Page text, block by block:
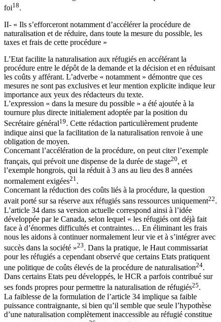
foi18.
II- « Ils s’efforceront notamment d’accélérer la procédure de
naturalisation et de réduire, dans toute la mesure du possible, les
taxes et frais de cette procédure »
L’Etat facilite la naturalisation aux réfugiés en accélérant la
procédure entre le dépôt de la demande et la décision et en réduisant
les coûts y afférant. L’adverbe « notamment » démontre que ces
mesures ne sont pas exclusives et leur mention explicite indique leur
importance aux yeux des rédacteurs du texte.
L’expression « dans la mesure du possible » a été ajoutée à la
tournure plus directe initialement adoptée par la position du
Secrétaire général19. Cette rédaction particulièrement prudente
indique ainsi que la facilitation de la naturalisation renvoie à une
obligation de moyen.
Concernant l’accélération de la procédure, on peut citer l’exemple
français, qui prévoit une dispense de la durée de stage20, et
l’exemple hongrois, qui la réduit à 3 ans au lieu des 8 années
normalement exigées21 .
Concernant la réduction des coûts liés à la procédure, la question
avait porté sur sa réserve aux réfugiés sans ressources uniquement22.
L’article 34 dans sa version actuelle correspond ainsi à l’idée
développée par le Canada, selon lequel « les réfugiés ont déjà fait
face à d’énormes difficultés et contraintes… En éliminant les frais
nous les aidons à continuer normalement leur vie et à s’intégrer avec
succès dans la société »23. Dans la pratique, le Haut commissariat
pour les réfugiés a cependant observé que certains Etats pratiquent
une politique de coûts élevés de la procédure de naturalisation24.
Dans certains Etats peu développés, le HCR a parfois contribué sur
ses fonds propres pour permettre la naturalisation de réfugiés25.
La faiblesse de la formulation de l’article 34 implique sa faible
puissance contraignante, si bien qu’il semble que seule l’hypothèse
d’une naturalisation complètement inaccessible au réfugié constitue